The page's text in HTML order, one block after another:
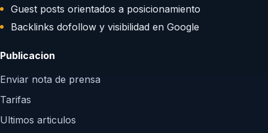
Guest posts orientados a posicionamiento
Backlinks dofollow y visibilidad en Google
Publicacion
Enviar nota de prensa
Tarifas
Ultimos articulos